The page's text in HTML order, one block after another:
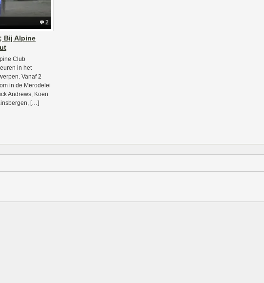
2
Bij Alpine
Club
in het
Vanaf 2
in de Merodelei
Andrews, Koen
[…]